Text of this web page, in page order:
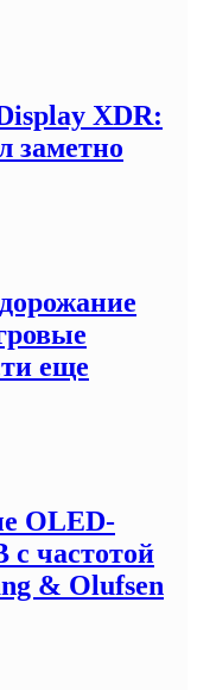
XDR:
заметно
еще
OLED-
с частотой
& Olufsen